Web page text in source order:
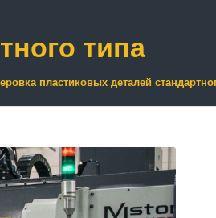
типа
пластиковых деталей